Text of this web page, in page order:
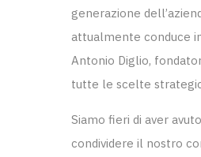
generazione
attualmente conduce
Antonio Diglio,
tutte le scelte
Siamo fieri di aver
condividere il nostro